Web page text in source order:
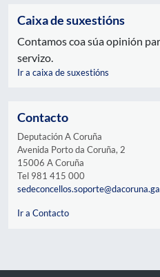
Caixa de suxestións
Contamos coa súa opinión
servizo.
Ir a caixa de suxestións
Contacto
Deputación A Coruña
Avenida Porto da Coruña, 2
15006 A Coruña
Tel 981 415 000
Ir a Contacto